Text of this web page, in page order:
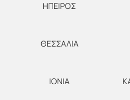
ΗΠΕΙΡΟΣ
ΘΕΣΣΑΛΙΑ
ΙΟΝΙΑ